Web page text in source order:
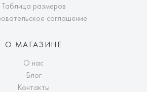
Таблица размеров
соглашение
О МАГАЗИНЕ
О нас
Блог
Контакты